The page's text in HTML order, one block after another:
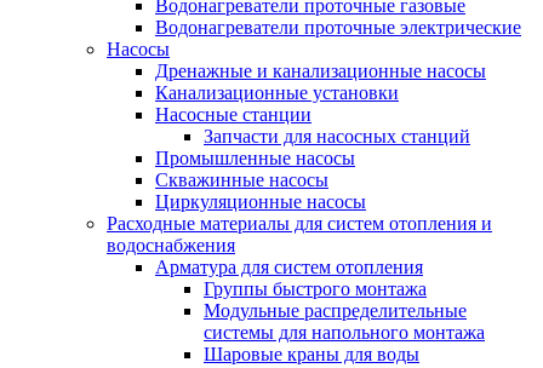
Водонагреватели проточные газовые
Водонагреватели проточные электрические
Насосы
Дренажные и канализационные насосы
Канализационные установки
Насосные станции
Запчасти для насосных станций
Промышленные насосы
Скважинные насосы
Циркуляционные насосы
Расходные материалы для систем отопления и
водоснабжения
Арматура для систем отопления
Группы быстрого монтажа
Модульные распределительные
системы для напольного монтажа
Шаровые краны для воды